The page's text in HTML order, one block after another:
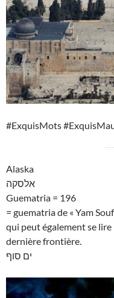
#ExquisMots
Alaska
אלסקה
Guematria = 196
= guematria de « Yam
qui peut également se lire
dernière frontière.
ים סוף